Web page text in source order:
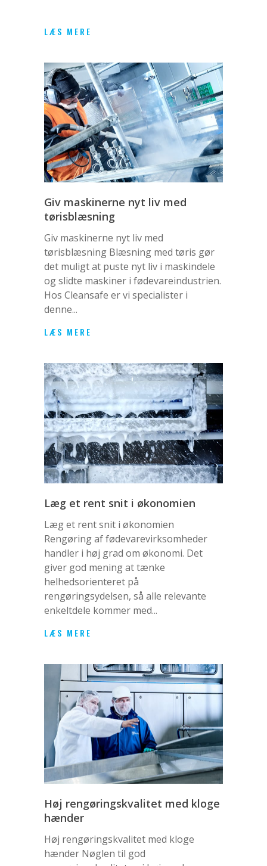
LÆS MERE
Giv maskinerne nyt liv med
tørisblæsning
Giv maskinerne nyt liv med
tørisblæsning Blæsning med tøris gør
det muligt at puste nyt liv i maskindele
og slidte maskiner i fødevareindustrien.
Hos Cleansafe er vi specialister i
denne...
LÆS MERE
Læg et rent snit i økonomien
Læg et rent snit i økonomien
Rengøring af fødevarevirksomheder
handler i høj grad om økonomi. Det
giver god mening at tænke
helhedsorienteret på
rengøringsydelsen, så alle relevante
enkeltdele kommer med...
LÆS MERE
Høj rengøringskvalitet med kloge
hænder
Høj rengøringskvalitet med kloge
hænder Nøglen til god